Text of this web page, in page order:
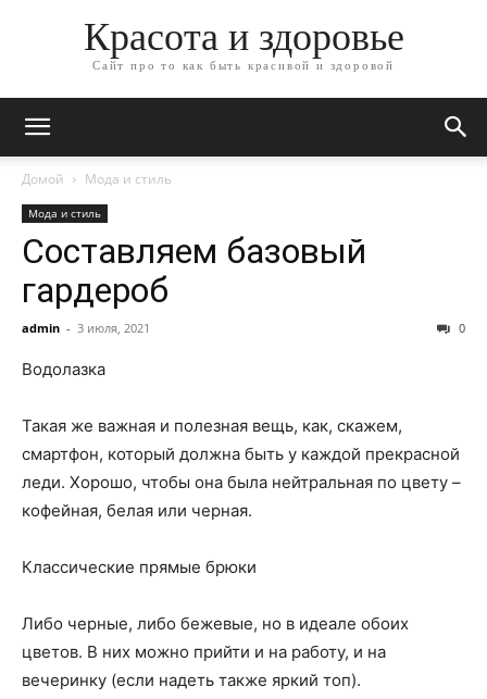
Красота и здоровье
Сайт про то как быть красивой и здоровой
Домой Мода и стиль
Мода и стиль
Составляем базовый
гардероб
admin - 3 июля, 2021 0
Водолазка
Такая же важная и полезная вещь, как, скажем,
смартфон, который должна быть у каждой прекрасной
леди. Хорошо, чтобы она была нейтральная по цвету –
кофейная, белая или черная.
Классические прямые брюки
Либо черные, либо бежевые, но в идеале обоих
цветов. В них можно прийти и на работу, и на
вечеринку (если надеть также яркий топ).